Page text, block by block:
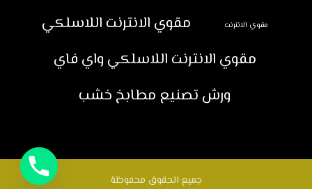
مقوي الانترنت
مقوي الانترنت اللاسلكي
مقوي الانترنت اللاسلكي واي فاي
ورش تصنيع مطابخ خشب
جميع الحقوق محفوظة